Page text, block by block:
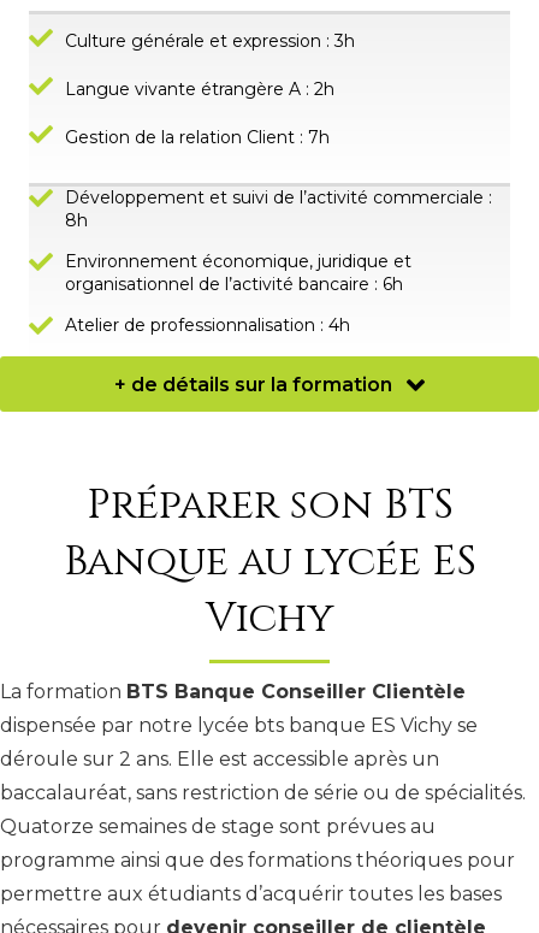
Culture générale et expression : 3h
Langue vivante étrangère A : 2h
Gestion de la relation Client : 7h
Développement et suivi de l’activité commerciale :
8h
Environnement économique, juridique et
organisationnel de l’activité bancaire : 6h
Atelier de professionnalisation : 4h
+ de détails sur la formation
Préparer son BTS
Banque au lycée ES
Vichy
La formation BTS Banque Conseiller Clientèle
dispensée par notre lycée bts banque ES Vichy se
déroule sur 2 ans. Elle est accessible après un
baccalauréat, sans restriction de série ou de spécialités.
Quatorze semaines de stage sont prévues au
programme ainsi que des formations théoriques pour
permettre aux étudiants d’acquérir toutes les bases
nécessaires pour devenir conseiller de clientèle